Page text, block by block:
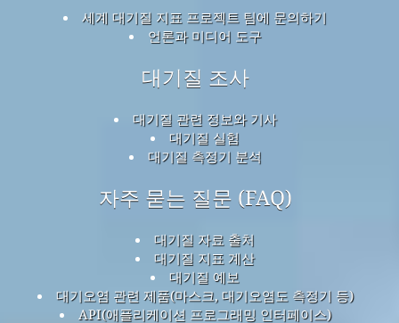
세계 대기질 지표 프로젝트 팀에 문의하기
언론과 미디어 도구
대기질 조사
대기질 관련 정보와 기사
대기질 실험
대기질 측정기 분석
자주 묻는 질문 (FAQ)
대기질 자료 출처
대기질 지표 계산
대기질 예보
대기오염 관련 제품(마스크, 대기오염도 측정기 등)
API(애플리케이션 프로그래밍 인터페이스)